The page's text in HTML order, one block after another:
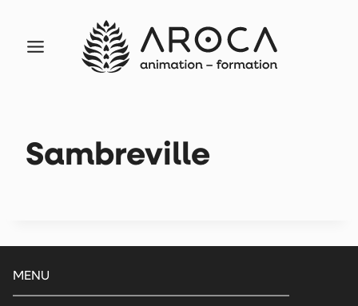
contenu
Sambreville
MENU